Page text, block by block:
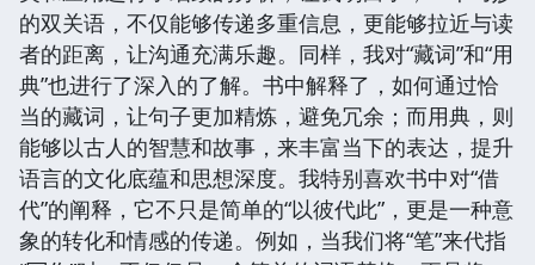
的双关语，不仅能够传递多重信息，更能够拉近与读
者的距离，让沟通充满乐趣。同样，我对“藏词”和“用
典”也进行了深入的了解。书中解释了，如何通过恰
当的藏词，让句子更加精炼，避免冗余；而用典，则
能够以古人的智慧和故事，来丰富当下的表达，提升
语言的文化底蕴和思想深度。我特别喜欢书中对“借
代”的阐释，它不只是简单的“以彼代此”，更是一种意
象的转化和情感的传递。例如，当我们将“笔”来代指